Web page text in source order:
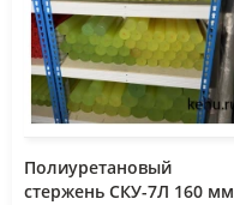
Полиуретановый
стержень СКУ-7Л 160 мм